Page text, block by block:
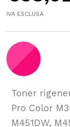
IVA ESCLUSA
Toner
Pro Color
M451DW,